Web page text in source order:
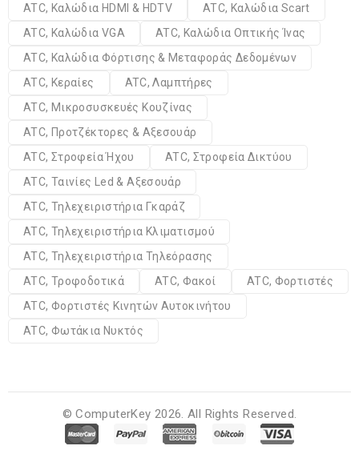
ATC, Καλώδια HDMI & HDTV
ATC, Καλώδια Scart
ATC, Καλώδια VGA
ATC, Καλώδια Οπτικής Ίνας
ATC, Καλώδια Φόρτισης & Μεταφοράς Δεδομένων
ATC, Κεραίες
ATC, Λαμπτήρες
ATC, Μικροσυσκευές Κουζίνας
ATC, Προτζέκτορες & Αξεσουάρ
ATC, Στροφεία Ήχου
ATC, Στροφεία Δικτύου
ATC, Ταινίες Led & Αξεσουάρ
ATC, Τηλεχειριστήρια Γκαράζ
ATC, Τηλεχειριστήρια Κλιματισμού
ATC, Τηλεχειριστήρια Τηλεόρασης
ATC, Τροφοδοτικά
ATC, Φακοί
ATC, Φορτιστές
ATC, Φορτιστές Κινητών Αυτοκινήτου
ATC, Φωτάκια Νυκτός
© ComputerKey 2026. All Rights Reserved.